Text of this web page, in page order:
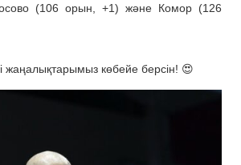
Косово (106 орын, +1) және Комор (126
жаңалықтарымыз көбейе берсін! 😍